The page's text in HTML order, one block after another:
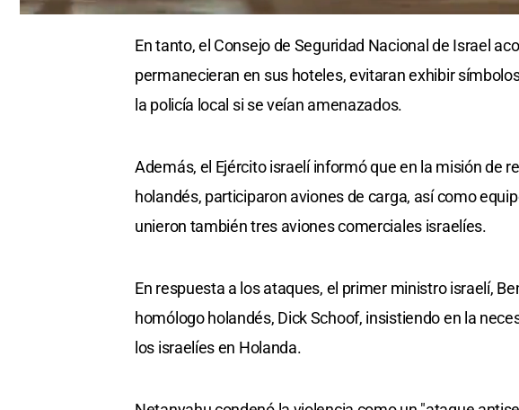
En tanto, el Consejo de Seguridad Nacional de Israel
permanecieran en sus hoteles, evitaran exhibir
la policía local si se veían amenazados.
Además, el Ejército israelí informó que en la misión de
holandés, participaron aviones de carga, así como
unieron también tres aviones comerciales israelíes.
En respuesta a los ataques, el primer ministro israelí,
homólogo holandés, Dick Schoof, insistiendo en la
los israelíes en Holanda.